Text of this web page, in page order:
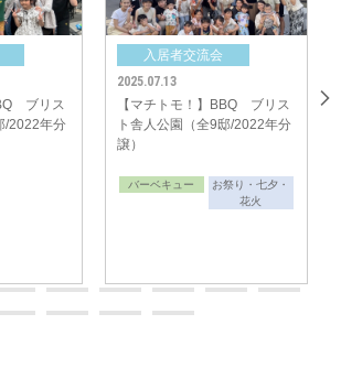
、これからの街の成長を楽しみにしつつ、今後も
ニティ形成」のサポートをしてまいります。
分
入居者交流会
2025.07.13
【マチトモ！】BBQ ブリス
ト舎人公園（全9邸/2022年分
バーベキュー
お祭り・七夕・
【マ